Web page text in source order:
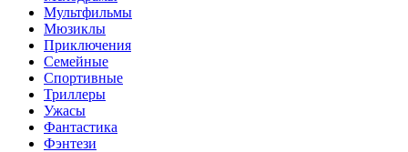
Мультфильмы
Мюзиклы
Приключения
Семейные
Спортивные
Триллеры
Ужасы
Фантастика
Фэнтези